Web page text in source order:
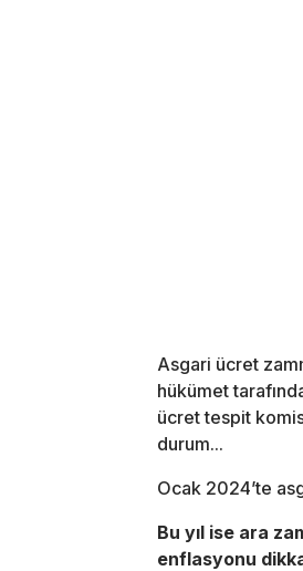
Asgari ücret
hükümet
ücret tespit
durum...
Ocak 2024’te
Bu yıl ise ara
enflasyonu